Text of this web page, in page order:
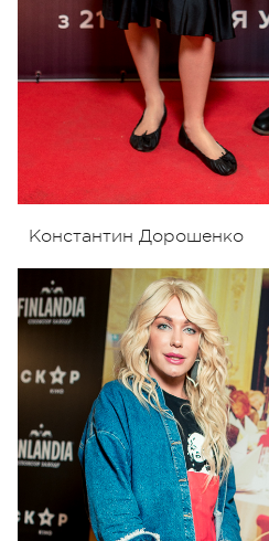
Константин Дорошенко